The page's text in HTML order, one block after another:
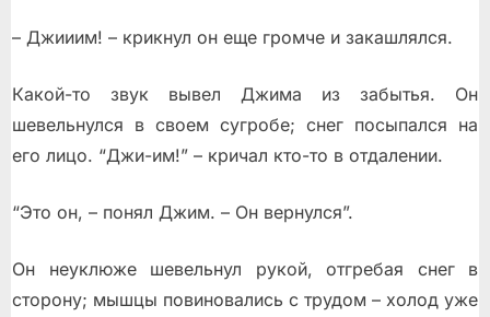
– Джииим! – крикнул он еще громче и закашлялся.
Какой-то звук вывел Джима из забытья. Он
шевельнулся в своем сугробе; снег посыпался на
его лицо. “Джи-им!” – кричал кто-то в отдалении.
“Это он, – понял Джим. – Он вернулся”.
Он неуклюже шевельнул рукой, отгребая снег в
сторону; мышцы повиновались с трудом – холод уже